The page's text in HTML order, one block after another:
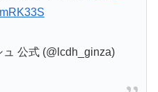
公式 (@lcdh_ginza)